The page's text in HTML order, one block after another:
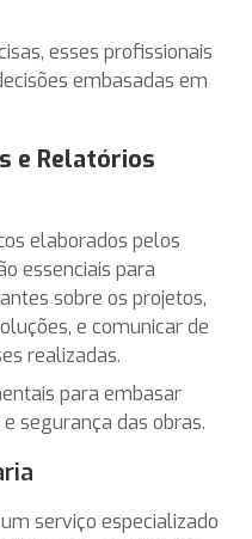
esses profissionais
embasadas em
e Relatórios
elaborados pelos
essenciais para
sobre os projetos,
e comunicar de
realizadas.
para embasar
segurança das obras.
serviço especializado